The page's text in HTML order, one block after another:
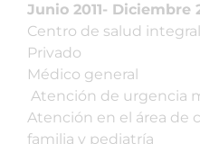
Junio 2011- Diciembre
Centro de salud integral
Privado
Médico general
Atención de urgencia
Atención en el área de
familia y pediatría